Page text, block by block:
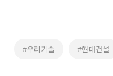
#우리기술 #현대건설